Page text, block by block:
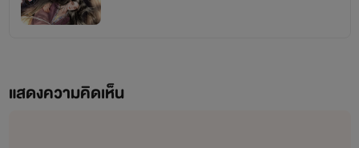
แสดงความคิดเห็น